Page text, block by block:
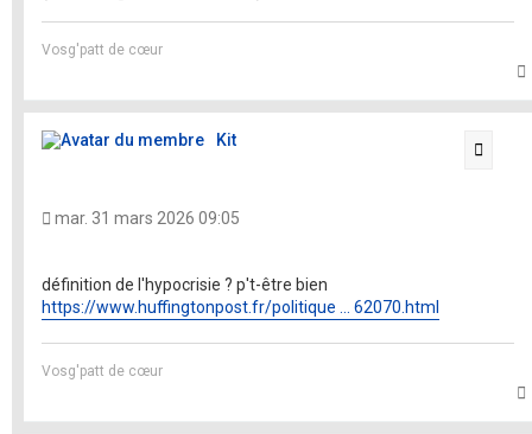
Vosg'patt de cœur
Kit
mar. 31 mars 2026 09:05
définition de l'hypocrisie ? p't-être bien
https://www.huffingtonpost.fr/politique ... 62070.html
Vosg'patt de cœur